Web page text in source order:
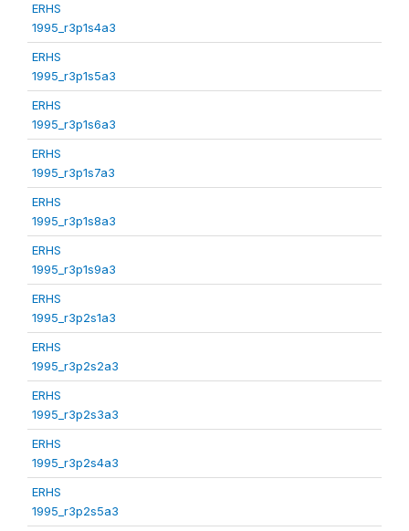
ERHS
1995_r3p1s4a3
ERHS
1995_r3p1s5a3
ERHS
1995_r3p1s6a3
ERHS
1995_r3p1s7a3
ERHS
1995_r3p1s8a3
ERHS
1995_r3p1s9a3
ERHS
1995_r3p2s1a3
ERHS
1995_r3p2s2a3
ERHS
1995_r3p2s3a3
ERHS
1995_r3p2s4a3
ERHS
1995_r3p2s5a3